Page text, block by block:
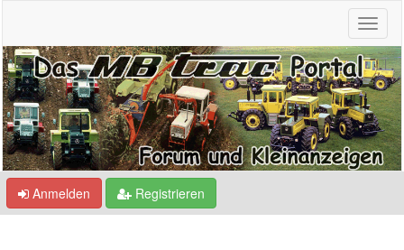
Anmelden Registrieren